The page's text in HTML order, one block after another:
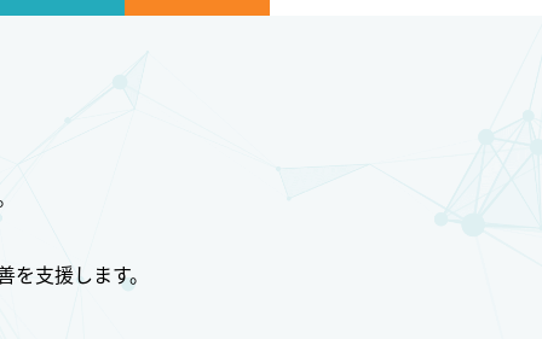
支援します。